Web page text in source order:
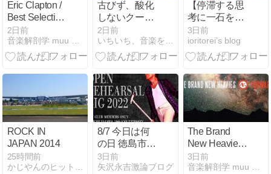
ばなし。
Eric Clapton /
Best Selection
VC-3038
2日前
古びず、酸化
しないクール
な音像。【安
全地帯 III - 抱
きしめたい/安
（1984）】｜
今日のDMM月
額レンタル日
記。#308
2日前
【停滞する思
考に一石を投
じる苦言『南
波六太(アニメ
「宇宙兄弟」
できない本音
を言葉に…。
#88
3日前
ioritorei’s blog
ROCK IN
JAPAN 2014
25時間前
8/7 今日は何
の日 徳島市文
化センター 新
潟県民会館
3日前
矢沢永吉激論ブログ
The Brand
New Heavies /
Forward
3日前